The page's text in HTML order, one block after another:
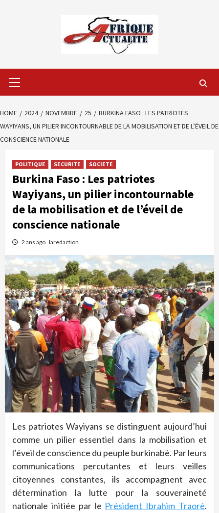
Menu
HOME 2024 NOVEMBRE 25
BURKINA FASO : LES PATRIOTES
WAYIYANS, UN PILIER INCONTOURNABLE DE LA MOBILISATION ET DE L’ÉVEIL DE
CONSCIENCE NATIONALE
POLITIQUE SECURITE SOCIETE
Burkina Faso : Les patriotes
Wayiyans, un pilier incontournable
de la mobilisation et de l’éveil de
conscience nationale
2 ans ago laredaction
Les patriotes Wayiyans se distinguent aujourd’hui
comme un pilier essentiel dans la mobilisation et
l’éveil de conscience du peuple burkinabè. Par leurs
communications percutantes et leurs veilles
citoyennes constantes, ils accompagnent avec
détermination la lutte pour la souveraineté
nationale initiée par le Président Ibrahim Traoré.